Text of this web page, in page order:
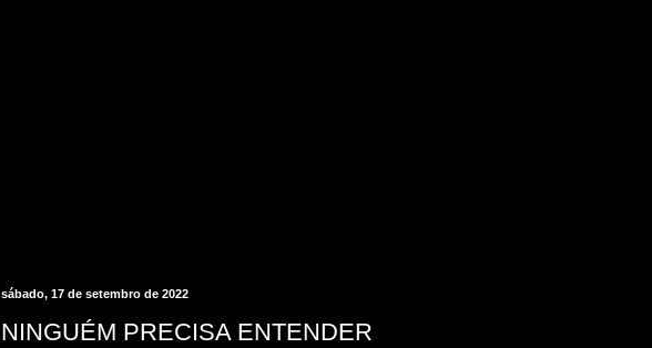
sábado, 17 de setembro de 2022
NINGUÉM PRECISA ENTENDER